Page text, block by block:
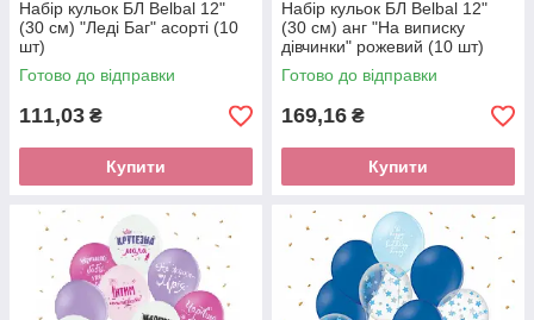
Набір кульок БЛ Belbal 12"
(30 см) "Леді Баг" асорті (10
шт)
Готово до відправки
111,03 ₴
Купити
Набір кульок БЛ Belbal 12"
(30 см) анг "На виписку
дівчинки" рожевий (10 шт)
Готово до відправки
169,16 ₴
Купити